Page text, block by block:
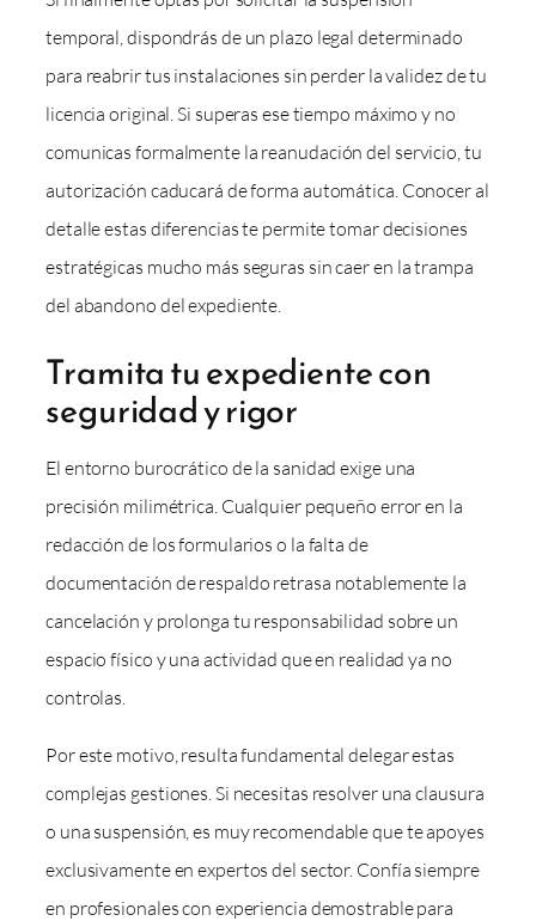
temporal, dispondrás de un plazo legal determinado
para reabrir tus instalaciones sin perder la validez de tu
licencia original. Si superas ese tiempo máximo y no
comunicas formalmente la reanudación del servicio, tu
autorización caducará de forma automática. Conocer al
detalle estas diferencias te permite tomar decisiones
estratégicas mucho más seguras sin caer en la trampa
del abandono del expediente.
Tramita tu expediente con
seguridad y rigor
El entorno burocrático de la sanidad exige una
precisión milimétrica. Cualquier pequeño error en la
redacción de los formularios o la falta de
documentación de respaldo retrasa notablemente la
cancelación y prolonga tu responsabilidad sobre un
espacio físico y una actividad que en realidad ya no
controlas.
Por este motivo, resulta fundamental delegar estas
complejas gestiones. Si necesitas resolver una clausura
o una suspensión, es muy recomendable que te apoyes
exclusivamente en expertos del sector. Confía siempre
en profesionales con experiencia demostrable para